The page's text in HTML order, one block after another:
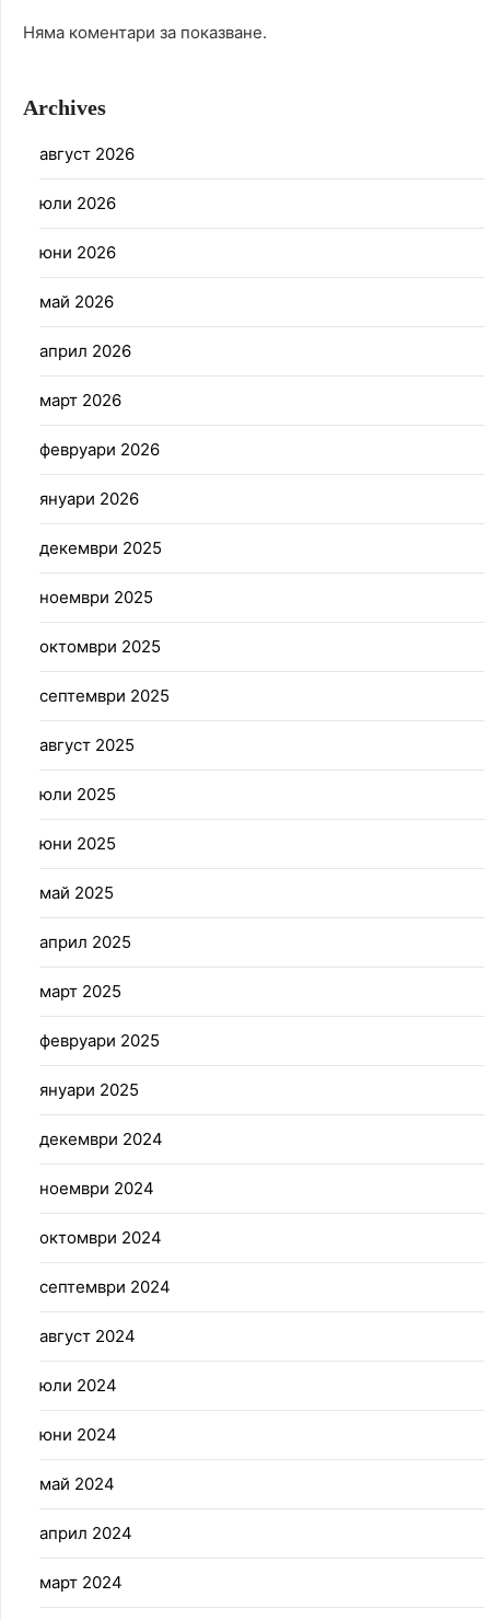
Няма коментари за показване.
Archives
август 2026
юли 2026
юни 2026
май 2026
април 2026
март 2026
февруари 2026
януари 2026
декември 2025
ноември 2025
октомври 2025
септември 2025
август 2025
юли 2025
юни 2025
май 2025
април 2025
март 2025
февруари 2025
януари 2025
декември 2024
ноември 2024
октомври 2024
септември 2024
август 2024
юли 2024
юни 2024
май 2024
април 2024
март 2024